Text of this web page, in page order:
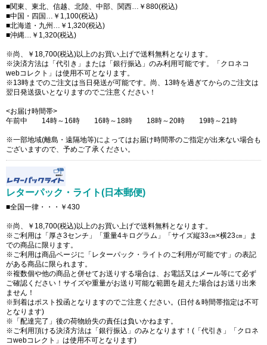
■関東、東北、信越、北陸、中部、関西…￥880(税込)
■中国・四国…￥1,100(税込)
■北海道・九州…￥1,320(税込)
■沖縄…￥1,320(税込)
※尚、￥18,700(税込)以上のお買い上げで送料無料となります。
※決済方法は「代引き」または「銀行振込」のみ利用可能です。「クロネコ
webコレクト」は使用不可となります。
※13時までのご注文は当日発送が可能です。尚、13時を過ぎてからのご注文は
翌日発送扱いとなりますのでご注意ください！
<お届け時間帯>
午前中 14時～16時 16時～18時 18時～20時 19時～21時
※一部地域(離島・遠隔地等)によってはお届け時間帯のご指定が出来ない場合も
ございますので、予めご了承ください。
レターパック・ライト(日本郵便)
■全国一律・・・￥430
※尚、￥18,700(税込)以上のお買い上げで送料無料となります。
※ご利用は「厚さ3センチ」「重量4キログラム」「サイズ縦33㎝×横23㎝」ま
での商品に限ります。
※ご利用は商品ページに「レターパック・ライトのご利用が可能です」の表記
がある商品に限られます。
※複数個や他の商品と併せてお送りする場合は、お電話又はメール等にて必ず
ご確認ください！サイズや重量がお送り可能な範囲を超えた場合はお送り出来
ません！
※到着はポスト投函となりますのでご注意ください。(日付＆時間帯指定は不可
となります)
※「配達完了」後の荷物紛失の責任は負いかねます。
※ご利用頂ける決済方法は「銀行振込」のみとなります！(「代引き」「クロネ
コwebコレクト」は使用不可となります)